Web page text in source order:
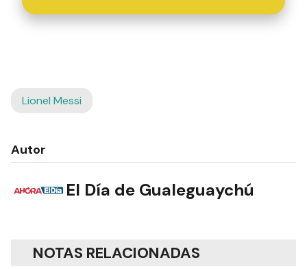
Lionel Messi
Autor
El Día de Gualeguaychú
NOTAS RELACIONADAS